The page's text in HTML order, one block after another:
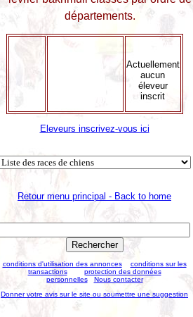
départements.
Actuellement
aucun
éleveur
inscrit
Eleveurs inscrivez-vous ici
Retour menu principal - Back to home
conditions d'utilisation des annonces
conditions sur les
transactions
protection des données
personnelles
Nous contacter
Donner votre avis sur le site ou soumettre une suggestion